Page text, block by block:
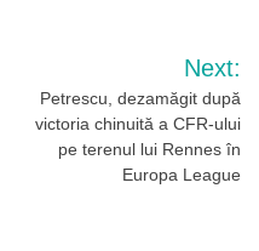
Next:
Petrescu, dezamăgit după
victoria chinuită a CFR-ului
pe terenul lui Rennes în
Europa League